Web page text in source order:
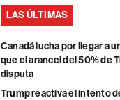
LAS ÚLTIMAS
Canadá lucha por llegar a
que el arancel del 50% de
disputa
Trump reactiva el intento